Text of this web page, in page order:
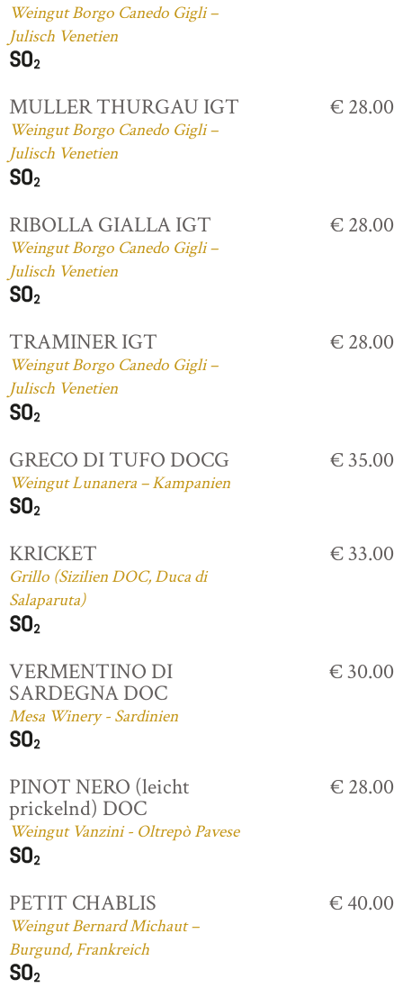
Weingut Borgo Canedo Gigli –
Julisch Venetien
MULLER THURGAU IGT
Weingut Borgo Canedo Gigli –
Julisch Venetien
€ 28.00
RIBOLLA GIALLA IGT
Weingut Borgo Canedo Gigli –
Julisch Venetien
€ 28.00
TRAMINER IGT
Weingut Borgo Canedo Gigli –
Julisch Venetien
€ 28.00
GRECO DI TUFO DOCG
Weingut Lunanera – Kampanien
€ 35.00
KRICKET
Grillo (Sizilien DOC, Duca di
Salaparuta)
€ 33.00
VERMENTINO DI
SARDEGNA DOC
Mesa Winery - Sardinien
€ 30.00
PINOT NERO (leicht
prickelnd) DOC
Weingut Vanzini - Oltrepò Pavese
€ 28.00
PETIT CHABLIS
Weingut Bernard Michaut –
Burgund, Frankreich
€ 40.00